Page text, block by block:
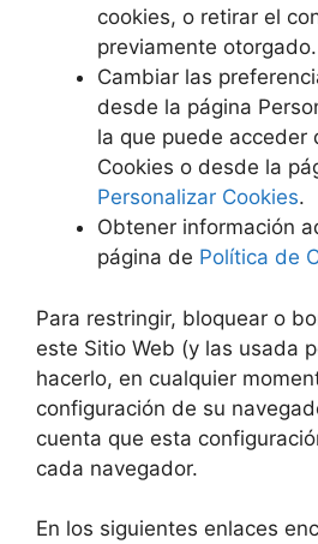
cookies, o retirar el
previamente otorgado.
Cambiar las
desde la página
la que puede acceder
Cookies o desde la
Personalizar Cookies.
Obtener información
página de Política de
Para restringir, bloquear o
este Sitio Web (y las usada
hacerlo, en cualquier
configuración de su
cuenta que esta
cada navegador.
En los siguientes enlaces